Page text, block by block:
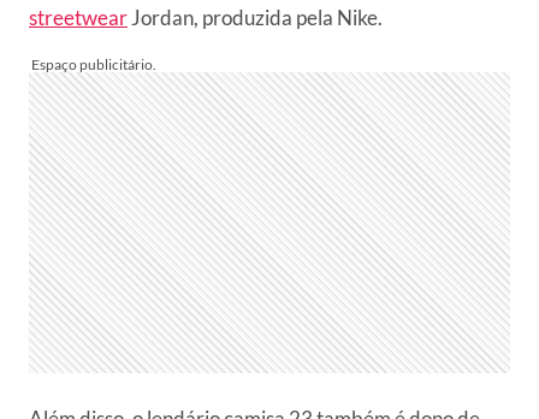
streetwearJordan, produzida pela Nike.